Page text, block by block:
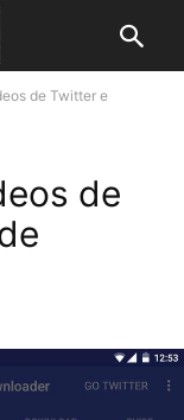
de Twitter e
de